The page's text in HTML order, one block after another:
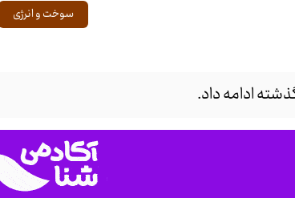
سوخت و انرژی
ادامه داد.